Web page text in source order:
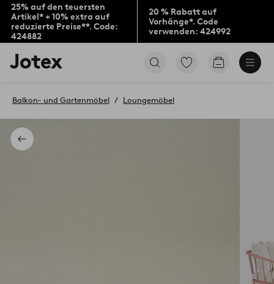
25% auf den teuersten
Artikel* + 10% extra auf
reduzierte Preise**. Code:
424882
20 % Rabatt auf
Vorhänge*. Code
verwenden: 424992
Jotex-
Logo
Startseite
Zu
Produkten
Zum
Zurück
Balkon- und Gartenmöbel Loungemöbel